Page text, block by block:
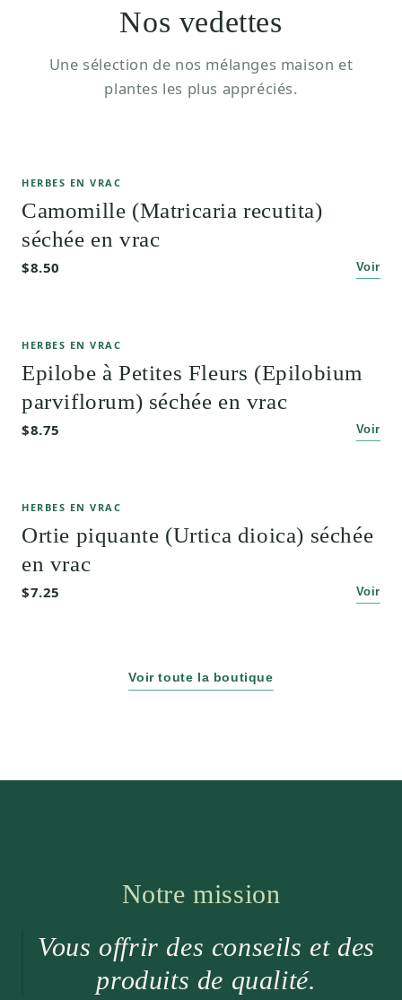
Nos vedettes
Une sélection de nos mélanges maison et
plantes les plus appréciés.
HERBES EN VRAC
Camomille (Matricaria recutita)
séchée en vrac
$8.50 Voir
HERBES EN VRAC
Epilobe à Petites Fleurs (Epilobium
parviflorum) séchée en vrac
$8.75 Voir
HERBES EN VRAC
Ortie piquante (Urtica dioica) séchée
en vrac
$7.25 Voir
Voir toute la boutique
Notre mission
Vous offrir des conseils et des
produits de qualité.